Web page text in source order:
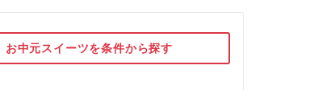
お中元スイーツを条件から探す